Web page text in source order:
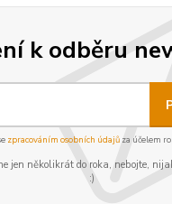
k odběru
zpracováním osobních údajůza účelem
jen několikrát do roka, nebojte,
:)